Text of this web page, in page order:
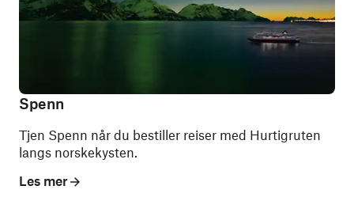
Spenn
Tjen Spenn når du bestiller reiser med Hurtigruten
langs norskekysten.
Les mer